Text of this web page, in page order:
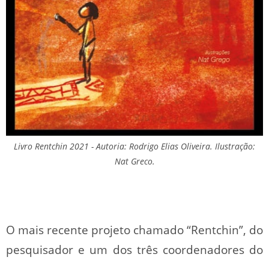
Livro Rentchin 2021 - Autoria: Rodrigo Elias Oliveira. Ilustração:
Nat Greco.
O mais recente projeto chamado “Rentchin”, do
pesquisador e um dos três coordenadores do